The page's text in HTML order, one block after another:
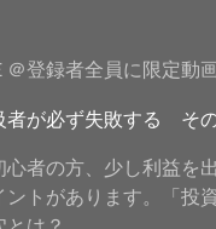
登録者全員に限定動
者が必ず失敗する そ
心者の方、少し利益を
ントがあります。「投